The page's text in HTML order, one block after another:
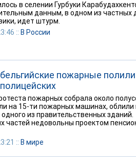
в селении Гурбуки
данным, в одном из частных
идет штурм.
:: В России
пожарные полили
пожарных собрала около
на 15-ти пожарных машинах, облили
из правительственных зданий.
частей недовольны проектом
:: В мире